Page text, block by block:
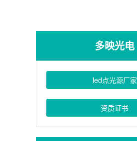
多映光电
led点光源厂家
资质证书